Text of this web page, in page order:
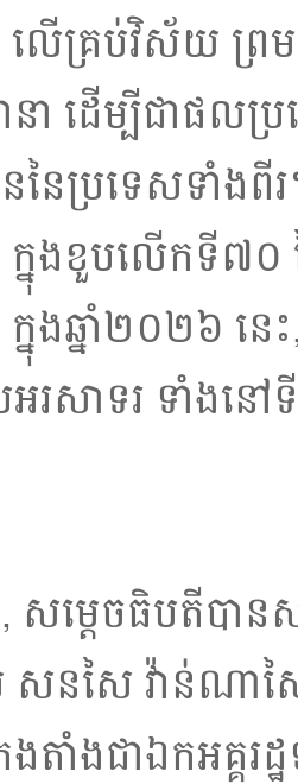
ើគ្រប់វិស័យ ព្រម
ានា ដើម្បីជាផ
នៃប្រទេសទាំងពី
នុងខួបលើកទី៧០
នុងឆ្នាំ២០២៦ ន
អរសាទរ ទាំងន
សម្ដេចធិបតីបាន
សនសៃ វ៉ាន់ណាស
តាំងជាឯកអគ្គរដ្